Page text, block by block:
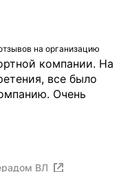
на организацию
компании. На
все было
Очень
ВЛ